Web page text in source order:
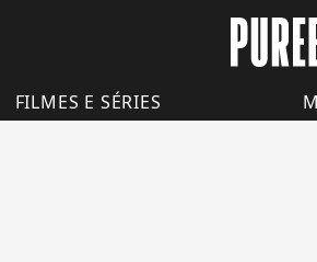
FILMES E SÉRIES